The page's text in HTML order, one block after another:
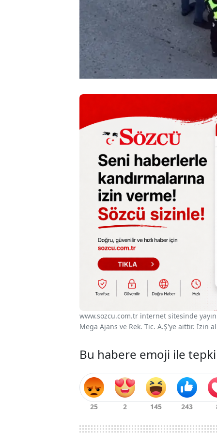
www.sozcu.com.tr internet sitesinde
Mega Ajans ve Rek. Tic. A.Ş'ye aittir. İzin
Bu habere emoji ile